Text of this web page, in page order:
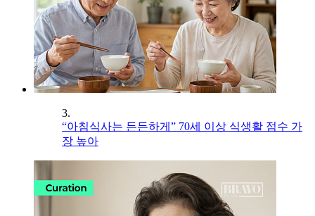
3.
“아침식사는 든든하게” 70세 이상 식생활 점수 가
장 높아